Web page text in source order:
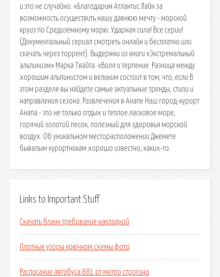
и это не случайно. «Благодарим Атлантис Лайн за
возможность осуществить нашу давнюю мечту - морской
круиз по Средиземному морю. Ударная сила! Все серии!
(Документальный сериал смотреть онлайн и бесплатно или
скачать через торрент). Выдержки из книги «Экстремальный
альпинизм» Марка Твайта. «Воля и терпение. Разница между
хорошим альпинистом и великим состоит в том, что, если В
этом разделе вы найдете самые актуальные тренды, стили и
направления сезона. Развлечения в Анапе Наш город-курорт
Анапа - это не только отдых и теплое ласковое море,
горячий золотой песок, полезный для здоровья морской
воздух. Об уникальном месторасположении Джемете
бывалым курортникам хорошо известно, каких-то.
Links to Important Stuff
Скачать бланк требование накладной
Плотные узоры крючком схемы фото
Расписание автобуса 881 от метро строгино